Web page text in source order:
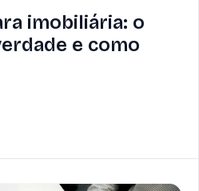
imobiliária: o
e como